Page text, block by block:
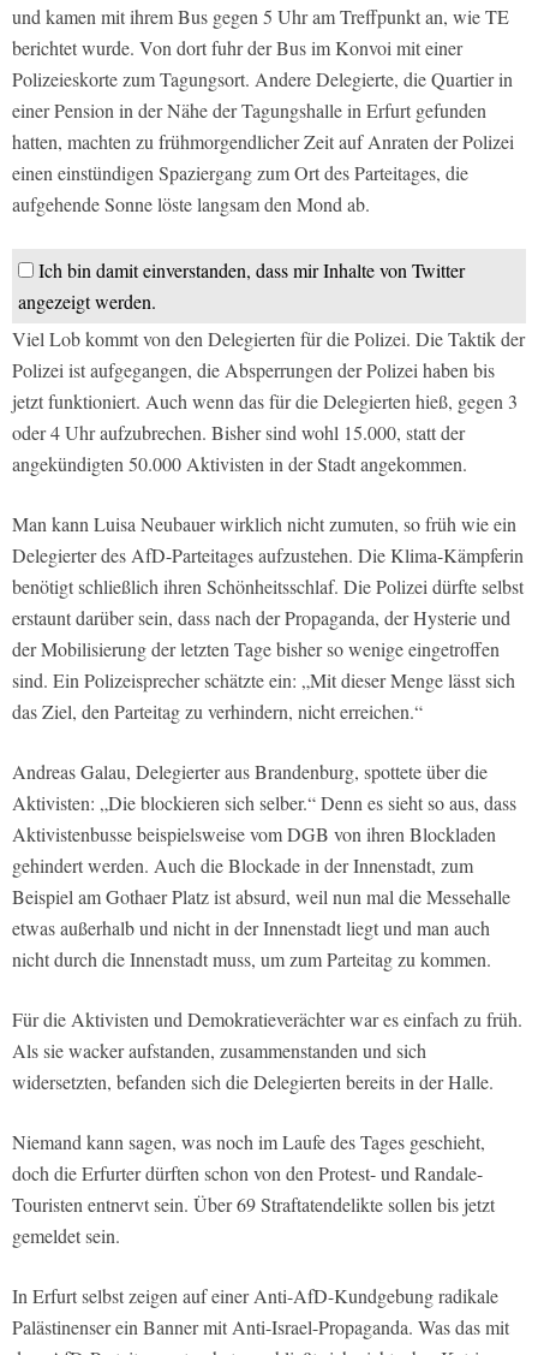
und kamen mit ihrem Bus gegen 5 Uhr am Treffpunkt an, wie TE
berichtet wurde. Von dort fuhr der Bus im Konvoi mit einer
Polizeieskorte zum Tagungsort. Andere Delegierte, die Quartier in
einer Pension in der Nähe der Tagungshalle in Erfurt gefunden
hatten, machten zu frühmorgendlicher Zeit auf Anraten der Polizei
einen einstündigen Spaziergang zum Ort des Parteitages, die
aufgehende Sonne löste langsam den Mond ab.
Ich bin damit einverstanden, dass mir Inhalte von Twitter
angezeigt werden.
Viel Lob kommt von den Delegierten für die Polizei. Die Taktik der
Polizei ist aufgegangen, die Absperrungen der Polizei haben bis
jetzt funktioniert. Auch wenn das für die Delegierten hieß, gegen 3
oder 4 Uhr aufzubrechen. Bisher sind wohl 15.000, statt der
angekündigten 50.000 Aktivisten in der Stadt angekommen.
Man kann Luisa Neubauer wirklich nicht zumuten, so früh wie ein
Delegierter des AfD-Parteitages aufzustehen. Die Klima-Kämpferin
benötigt schließlich ihren Schönheitsschlaf. Die Polizei dürfte selbst
erstaunt darüber sein, dass nach der Propaganda, der Hysterie und
der Mobilisierung der letzten Tage bisher so wenige eingetroffen
sind. Ein Polizeisprecher schätzte ein: „Mit dieser Menge lässt sich
das Ziel, den Parteitag zu verhindern, nicht erreichen.“
Andreas Galau, Delegierter aus Brandenburg, spottete über die
Aktivisten: „Die blockieren sich selber.“ Denn es sieht so aus, dass
Aktivistenbusse beispielsweise vom DGB von ihren Blockladen
gehindert werden. Auch die Blockade in der Innenstadt, zum
Beispiel am Gothaer Platz ist absurd, weil nun mal die Messehalle
etwas außerhalb und nicht in der Innenstadt liegt und man auch
nicht durch die Innenstadt muss, um zum Parteitag zu kommen.
Für die Aktivisten und Demokratieverächter war es einfach zu früh.
Als sie wacker aufstanden, zusammenstanden und sich
widersetzten, befanden sich die Delegierten bereits in der Halle.
Niemand kann sagen, was noch im Laufe des Tages geschieht,
doch die Erfurter dürften schon von den Protest- und Randale-
Touristen entnervt sein. Über 69 Straftatendelikte sollen bis jetzt
gemeldet sein.
In Erfurt selbst zeigen auf einer Anti-AfD-Kundgebung radikale
Palästinenser ein Banner mit Anti-Israel-Propaganda. Was das mit